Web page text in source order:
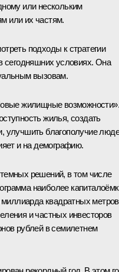
или нескольким
или их частям.
подходы к стратегии
сегодняшних условиях. Она
вызовам.
жилищные возможности».
жилья, создать
улучшить благополучие
и на демографию.
решений, в том числе
наиболее
миллиарда квадратных метров
и частных инвесторов
рублей в семилетнем